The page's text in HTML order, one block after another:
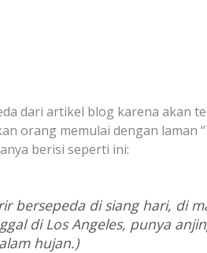
dari artikel blog karena akan
orang memulai dengan
berisi seperti ini:
bersepeda di siang hari, di
di Los Angeles, punya
hujan.)